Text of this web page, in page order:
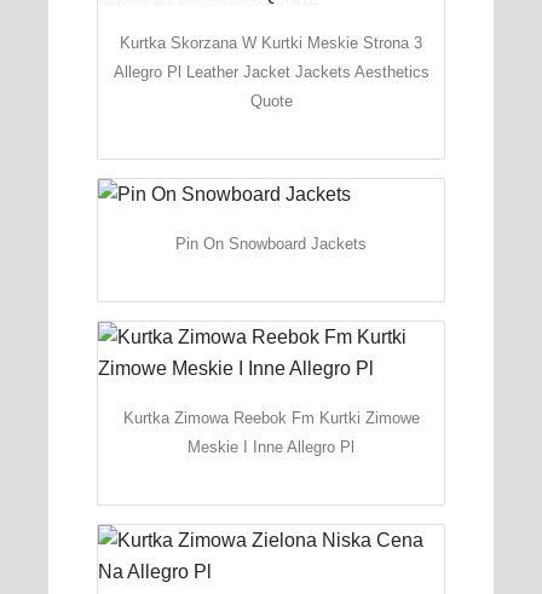
Kurtka Skorzana W Kurtki Meskie Strona 3
Allegro Pl Leather Jacket Jackets Aesthetics
Quote
Pin On Snowboard Jackets
Kurtka Zimowa Reebok Fm Kurtki Zimowe
Meskie I Inne Allegro Pl